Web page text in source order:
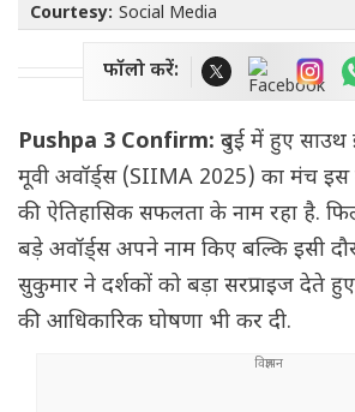
Courtesy: Social Media
फॉलो करें:
Pushpa 3 Confirm: दुबई में हुए
मूवी अवॉर्ड्स (SIIMA 2025) का मंच इस
की ऐतिहासिक सफलता के नाम रहा है.
बड़े अवॉर्ड्स अपने नाम किए बल्कि इसी
सुकुमार ने दर्शकों को बड़ा सरप्राइज देते
की आधिकारिक घोषणा भी कर दी.